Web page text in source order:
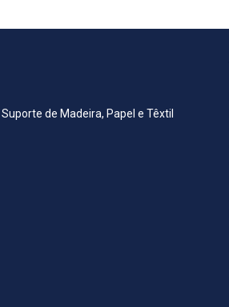
de Madeira, Papel e Têxtil